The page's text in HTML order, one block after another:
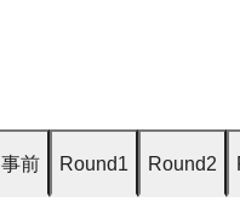
事前 Round1 Round2